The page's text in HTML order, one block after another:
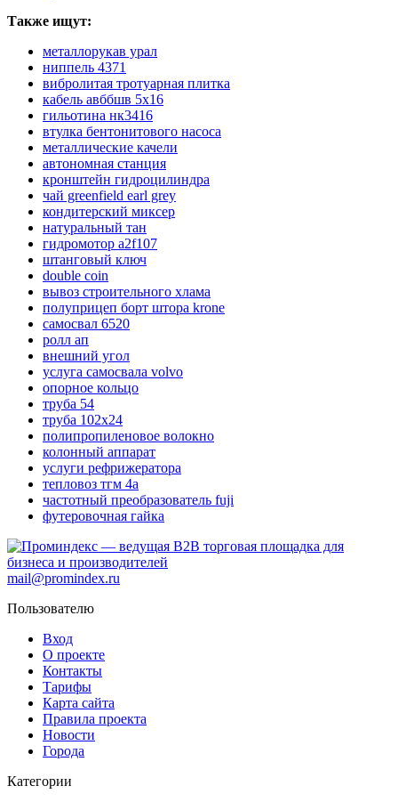
Также ищут:
металлорукав урал
ниппель 4371
вибролитая тротуарная плитка
кабель авббшв 5х16
гильотина нк3416
втулка бентонитового насоса
металлические качели
автономная станция
кронштейн гидроцилиндра
чай greenfield earl grey
кондитерский миксер
натуральный тан
гидромотор a2f107
штанговый ключ
double coin
вывоз строительного хлама
полуприцеп борт штора krone
самосвал 6520
ролл ап
внешний угол
услуга самосвала volvo
опорное кольцо
труба 54
труба 102х24
полипропиленовое волокно
колонный аппарат
услуги рефрижератора
тепловоз тгм 4а
частотный преобразователь fuji
футеровочная гайка
mail@promindex.ru
Пользователю
Вход
О проекте
Контакты
Тарифы
Карта сайта
Правила проекта
Новости
Города
Категории